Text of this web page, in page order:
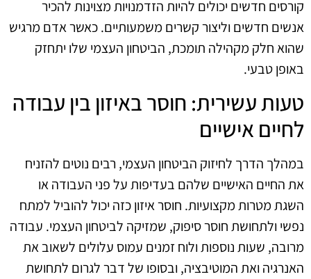
קורסים חדשים יכולים להיות הזדמנויות מצוינות להכיר
אנשים חדשים וליצור קשרים משמעותיים. כאשר אדם מרגיש
שהוא חלק מקהילה תומכת, הביטחון העצמי שלו יתחזק
באופן טבעי.
טעות עשירית: חוסר באיזון בין עבודה
לחיים אישיים
במהלך הדרך לחיזוק הביטחון העצמי, רבים נוטים להזניח
את החיים האישיים שלהם בעדיפות על פני העבודה או
השגת מטרות מקצועיות. חוסר איזון כזה יכול להוביל למתח
נפשי ולתחושת חוסר סיפוק, שמזיקה לביטחון העצמי. עבודה
מרובה, שעות נוספות ולוח זמנים עמוס עלולים לשאוב את
האנרגיה ואת המוטיבציה, ובסופו של דבר לגרום לתחושת